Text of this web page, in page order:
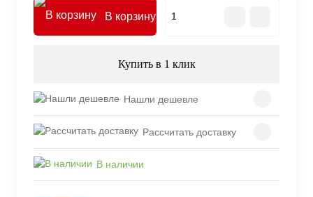
В корзину
Купить в 1 клик
Нашли дешевле
Рассчитать доставку
В наличии